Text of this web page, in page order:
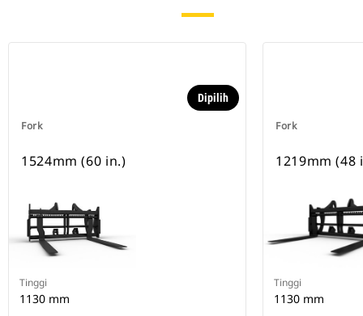
Fork
Dipilih
1524mm (60 in.)
Tinggi
1130 mm
Fork
1219mm (48
Tinggi
1130 mm